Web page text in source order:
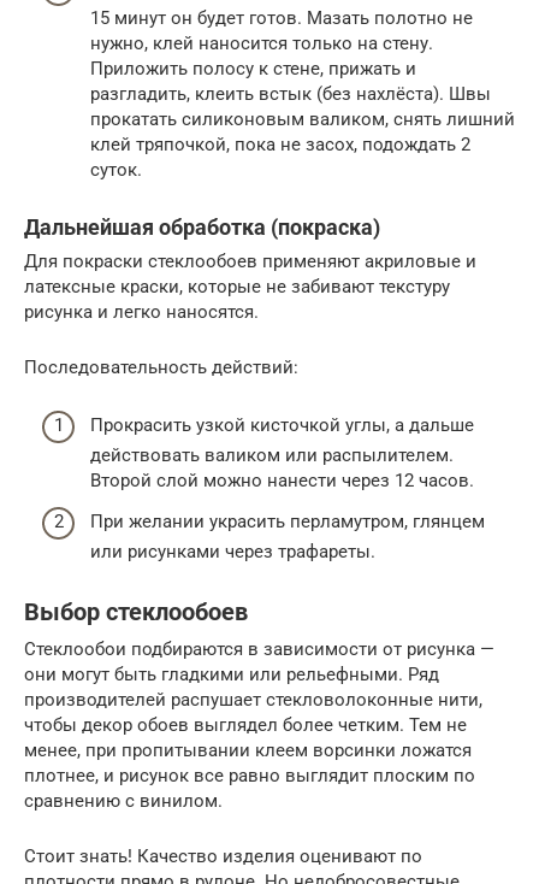
15 минут он будет готов. Мазать полотно не
нужно, клей наносится только на стену.
Приложить полосу к стене, прижать и
разгладить, клеить встык (без нахлёста). Швы
прокатать силиконовым валиком, снять лишний
клей тряпочкой, пока не засох, подождать 2
суток.
Дальнейшая обработка (покраска)
Для покраски стеклообоев применяют акриловые и
латексные краски, которые не забивают текстуру
рисунка и легко наносятся.
Последовательность действий:
Прокрасить узкой кисточкой углы, а дальше
действовать валиком или распылителем.
Второй слой можно нанести через 12 часов.
При желании украсить перламутром, глянцем
или рисунками через трафареты.
Выбор стеклообоев
Стеклообои подбираются в зависимости от рисунка —
они могут быть гладкими или рельефными. Ряд
производителей распушает стекловолоконные нити,
чтобы декор обоев выглядел более четким. Тем не
менее, при пропитывании клеем ворсинки ложатся
плотнее, и рисунок все равно выглядит плоским по
сравнению с винилом.
Стоит знать! Качество изделия оценивают по